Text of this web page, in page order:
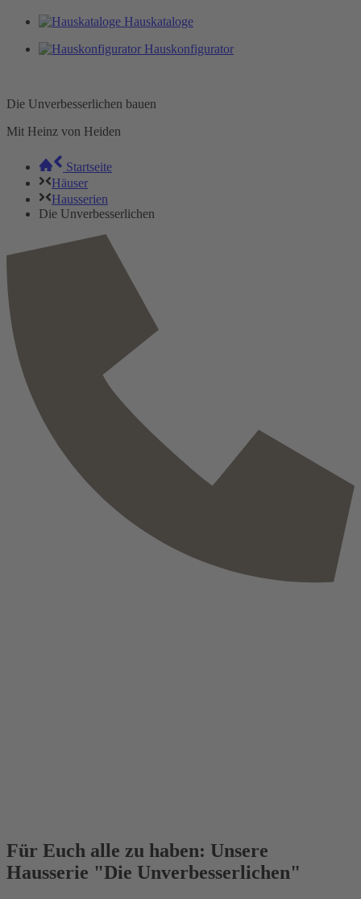
Hauskataloge
Hauskonfigurator
Die Unverbesserlichen bauen
Mit Heinz von Heiden
Startseite
Häuser
Hausserien
Die Unverbesserlichen
Für Euch alle zu haben: Unsere
Hausserie "Die Unverbesserlichen"